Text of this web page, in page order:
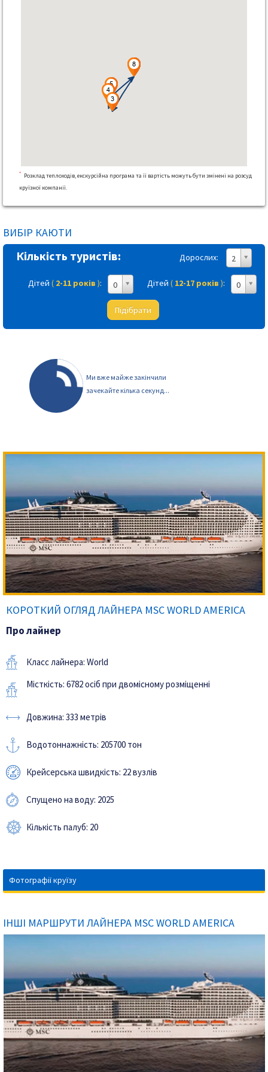
*
Розклад теплоходів, екскурсійна програма та її вартість можуть бути змінені на розсуд
круїзної компанії.
ВИБІР КАЮТИ
Кількість туристів: Дорослих: 2
Дітей ( 2-11 років ): 0 Дітей ( 12-17 років ): 0
Підібрати
Ми вже майже закінчили
зачекайте кілька секунд...
КОРОТКИЙ ОГЛЯД ЛАЙНЕРА MSC WORLD AMERICA
Про лайнер
Класс лайнера: World
Місткість: 6782 осіб при двомісному розміщенні
Довжина: 333 метрів
Водотоннажність: 205700 тон
Крейсерська швидкість: 22 вузлів
Спущено на воду: 2025
Кількість палуб: 20
Фотографії круїзу
ІНШІ МАРШРУТИ ЛАЙНЕРА MSC WORLD AMERICA